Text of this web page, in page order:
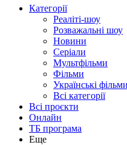
Категорії
Реаліті-шоу
Розважальні шоу
Новини
Серіали
Мультфільми
Фільми
Українські
Всі категорії
Всі проєкти
Онлайн
ТБ програма
Еще